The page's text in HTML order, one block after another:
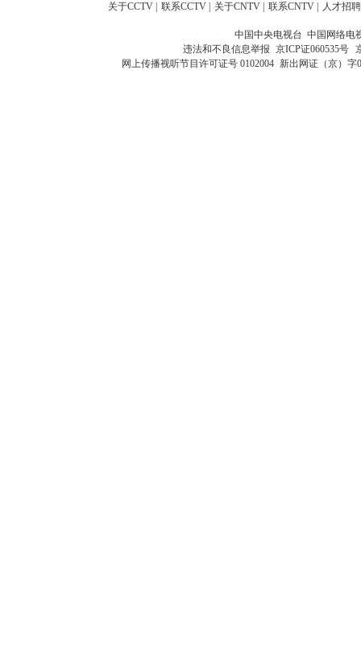
关于CCTV 联系CCTV 关于CNTV 联系CNTV 人才招聘
中国中央电视台 中国网络电
违法和不良信息举报 京ICP证060535号
网上传播视听节目许可证号 0102004 新出网证（京）